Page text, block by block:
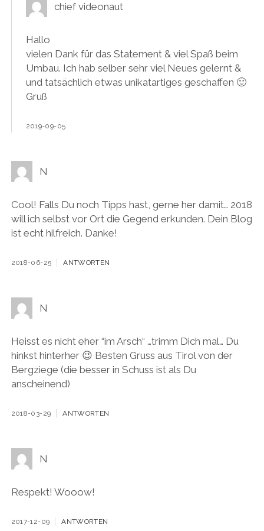
chief videonaut
Hallo
vielen Dank für das Statement & viel Spaß beim
Umbau. Ich hab selber sehr viel Neues gelernt &
und tatsächlich etwas unikatartiges geschaffen 🙂
Gruß
2019-09-05
N
Cool! Falls Du noch Tipps hast, gerne her damit… 2018
will ich selbst vor Ort die Gegend erkunden. Dein Blog
ist echt hilfreich. Danke!
2018-06-25 ANTWORTEN
N
Heisst es nicht eher “im Arsch“ …trimm Dich mal… Du
hinkst hinterher 😉 Besten Gruss aus Tirol von der
Bergziege (die besser in Schuss ist als Du
anscheinend)
2018-03-29 ANTWORTEN
N
Respekt! Wooow!
2017-12-09 ANTWORTEN